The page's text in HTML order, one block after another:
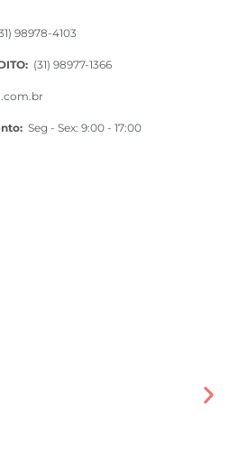
98978-4103
(31) 98977-1366
Seg - Sex: 9:00 - 17:00